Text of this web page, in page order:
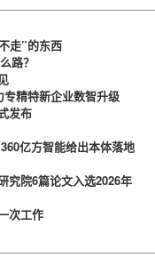
走”的东西
路？
精特新企业数智升级
发布
亿方智能给出本体落地
究院6篇论文入选2026年
次工作